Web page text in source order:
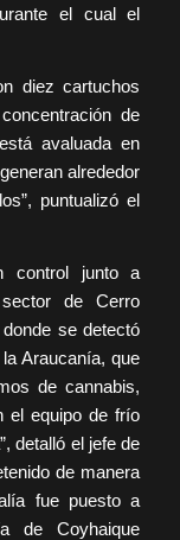
el cual el
diez cartuchos
de
avaluada en
alrededor
puntualizó el
control junto a
de Cerro
se detectó
Araucanía, que
de cannabis,
el equipo de frío
detalló el jefe de
de manera
fue puesto a
de Coyhaique